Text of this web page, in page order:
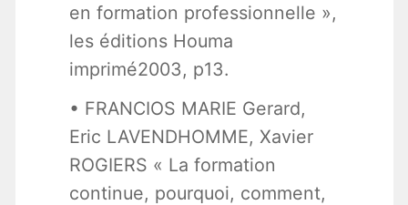
en formation professionnelle »,
les éditions Houma
imprimé2003, p13.
• FRANCIOS MARIE Gerard,
Eric LAVENDHOMME, Xavier
ROGIERS « La formation
continue, pourquoi, comment,